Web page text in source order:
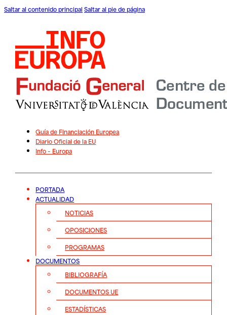
Saltar al contenido principal Saltar al pie de página
Guía de Financiación Europea
Diario Oficial de la EU
Info – Europa
PORTADA
ACTUALIDAD
NOTICIAS
OPOSICIONES
PROGRAMAS
DOCUMENTOS
BIBLIOGRAFÍA
DOCUMENTOS UE
ESTADÍSTICAS